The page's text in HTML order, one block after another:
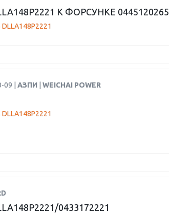
К ФОРСУНКЕ 0445120265
DLLA148P2221
09 | АЗПИ WEICHAI POWER
DLLA148P2221
0433172221